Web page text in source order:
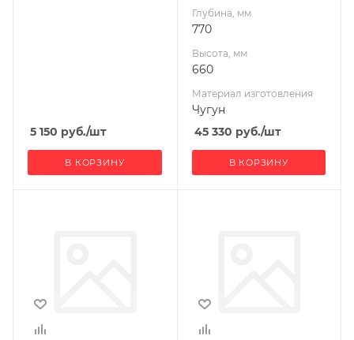
5 150 руб./шт
В КОРЗИНУ
Гарантия, мес.
12
Глубина, мм
770
Высота, мм
660
Материал изготовления
Чугун
45 330 руб./шт
В КОРЗИНУ